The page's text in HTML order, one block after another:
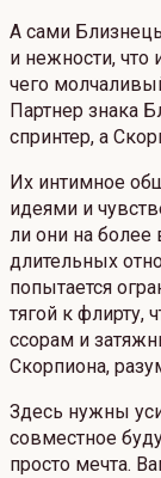
А сами
и нежности, что
чего
Партнер знака
спринтер, а
Их интимное
идеями и
ли они на
длительных
попытается
тягой к флирту,
ссорам и
Скорпиона,
Здесь нужны
совместное
просто мечта.